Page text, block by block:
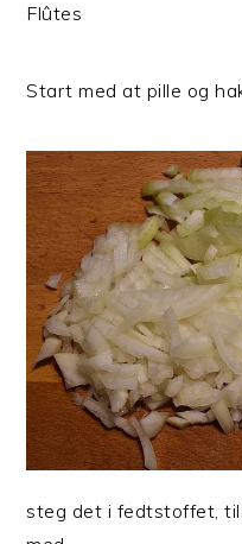
Flûtes
Start med at pille og
steg det i fedtstoffet,